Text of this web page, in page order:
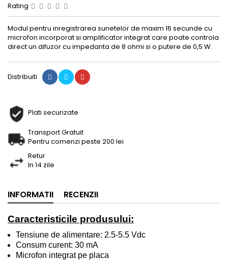
Rating
Modul pentru inregistrarea sunetelor de maxim 16 secunde cu
microfon incorporat si amplificator integrat care poate controla
direct un difuzor cu impedanta de 8 ohmi si o putere de 0,5 W.
Distribuiti
Plati securizate
Transport Gratuit
Pentru comenzi peste 200 lei
Retur
In 14 zile
INFORMATII RECENZII
Caracteristicile produsului:
Tensiune de alimentare: 2.5-5.5 Vdc
Consum curent: 30 mA
Microfon integrat pe placa